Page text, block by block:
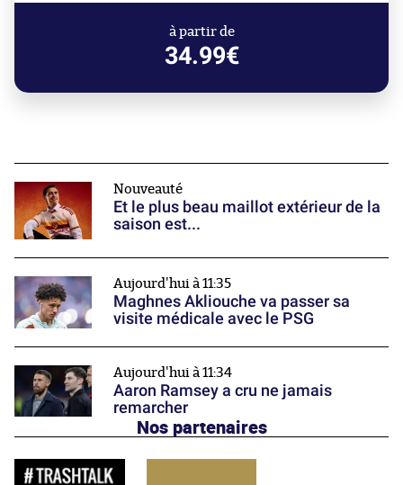
à partir de
34.99€
Nouveauté
Et le plus beau maillot extérieur de la
saison est...
Aujourd'hui à 11:35
Maghnes Akliouche va passer sa
visite médicale avec le PSG
Aujourd'hui à 11:34
Aaron Ramsey a cru ne jamais
remarcher
Nos partenaires